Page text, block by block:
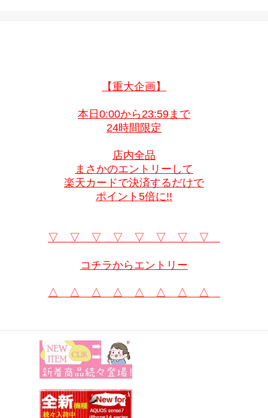
【重大企画】
本日0:00から23:59まで
24時間限定
店内全品
まさかのエントリーして
楽天カードで決済するだけで
ポイント5倍に!!
▽ ▽ ▽ ▽ ▽ ▽ ▽ ▽
コチラからエントリー
△ △ △ △ △ △ △ △